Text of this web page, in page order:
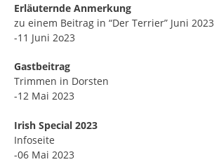
Erläuternde Anmerkung
zu einem Beitrag in “Der Terrier” Juni 2023
-11 Juni 2o23
Gastbeitrag
Trimmen in Dorsten
-12 Mai 2023
Irish Special 2023
Infoseite
-06 Mai 2023